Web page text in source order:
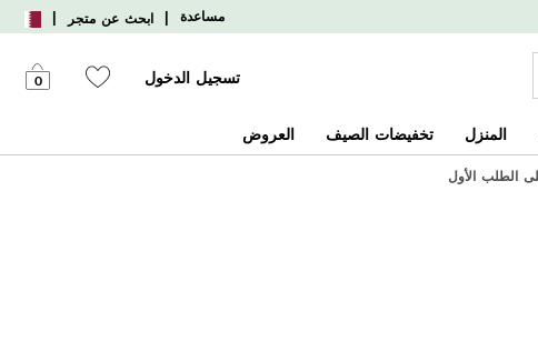
مساعدة | ابحث عن متجر |
تسجيل الدخول 0
المنزل تخفيضات الصيف العروض